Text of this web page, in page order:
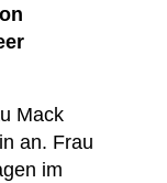
Mack
an. Frau
im